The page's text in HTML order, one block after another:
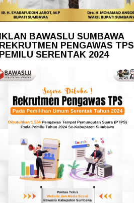
IKLAN BAWASLU SUMBAWA
REKRUTMEN PENGAWAS TPS
PEMILU SERENTAK 2024